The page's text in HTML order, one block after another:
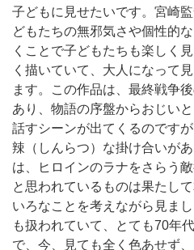
子どもに見せたいです。宮崎
どもたちの無邪気さや個性的
くことで子どもたちも楽しく
く描いていて、大人になって
ます。この作品は、最終戦争
あり、物語の序盤からおじい
話すシーンが出てくるのです
辣（しんらつ）な掛け合いが
は、ヒロインのラナをさらう
と思われているものは果たし
いろなことを考えながら見ま
も扱われていて、とても70年
で、今、見ても全く色あせず